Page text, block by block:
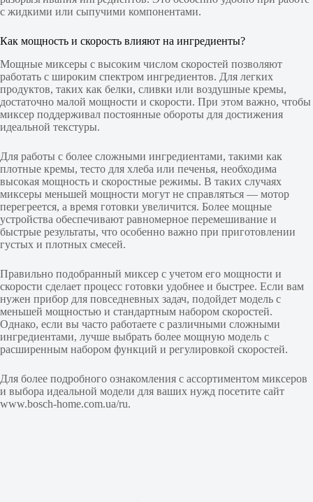
с жидкими или сыпучими компонентами.
Как мощность и скорость влияют на ингредиенты?
Мощные миксеры с высоким числом скоростей позволяют
работать с широким спектром ингредиентов. Для легких
продуктов, таких как белки, сливки или воздушные кремы,
достаточно малой мощности и скорости. При этом важно, чтобы
миксер поддерживал постоянные обороты для достижения
идеальной текстуры.
Для работы с более сложными ингредиентами, такими как
плотные кремы, тесто для хлеба или печенья, необходима
высокая мощность и скоростные режимы. В таких случаях
миксеры меньшей мощности могут не справляться — мотор
перегреется, а время готовки увеличится. Более мощные
устройства обеспечивают равномерное перемешивание и
быстрые результаты, что особенно важно при приготовлении
густых и плотных смесей.
Правильно подобранный миксер с учетом его мощности и
скорости сделает процесс готовки удобнее и быстрее. Если вам
нужен прибор для повседневных задач, подойдет модель с
меньшей мощностью и стандартным набором скоростей.
Однако, если вы часто работаете с различными сложными
ингредиентами, лучше выбрать более мощную модель с
расширенным набором функций и регулировкой скоростей.
Для более подробного ознакомления с ассортиментом миксеров
и выбора идеальной модели для ваших нужд посетите сайт
www.bosch-home.com.ua/ru.